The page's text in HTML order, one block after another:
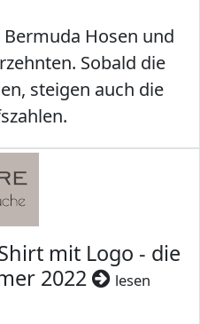
Hosen und
Sobald die
steigen auch die
mit Logo - die
2022
lesen